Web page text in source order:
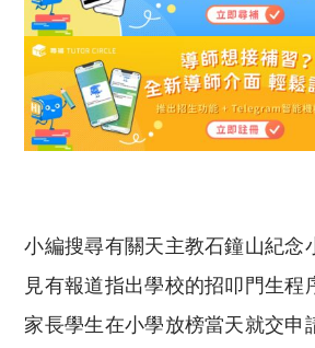
小編搜尋有關天主教石鐘山紀念
見有報道指出學校的招叩門生程
家長學生在小學放榜當天就交申